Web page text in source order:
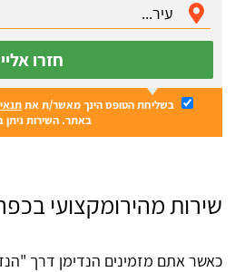
חזרו אליי
בשליחת הטופס הינך מאשר/ת את
באתר. השירות ניתן
שירות מהירומקצועי בכפר
כאשר אתם מזמינים הנדימן דרך